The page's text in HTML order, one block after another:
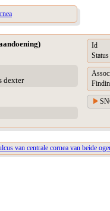
dexter
Id
Status
van centrale cornea van beide